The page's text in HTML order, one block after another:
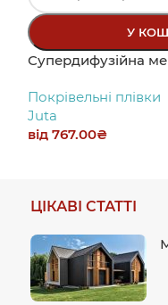
У
Супердифузійна
Покрівельні плівки
Juta
від 767.00₴
ЦІКАВІ СТАТТІ